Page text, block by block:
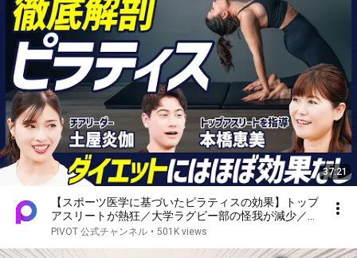
37:21
【スポーツ医学に基づいたピラティスの効果】トップ
アスリートが熱狂／大学ラグビー部の怪我が減少／イ
ンナーマッスルを鍛えると何が良いのか？／論文解
PIVOT 公式チャンネル • 501K views